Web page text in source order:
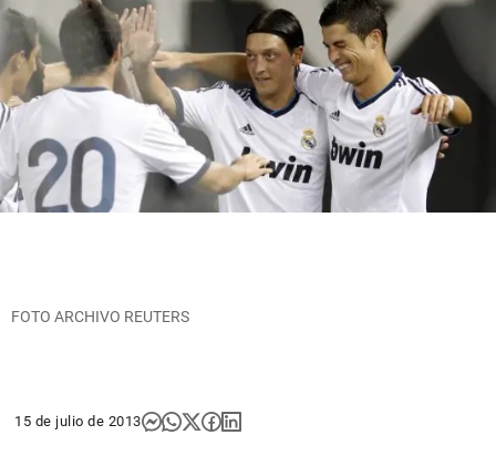
FOTO ARCHIVO REUTERS
15 de julio de 2013